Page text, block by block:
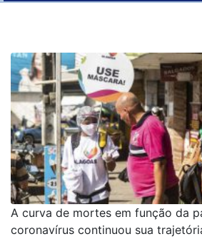
A curva de mortes em função da
coronavírus continuou sua